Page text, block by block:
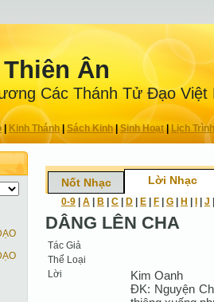
Ân
Các Thánh Tử Ðạo Việt
| Kinh Thánh Sách Kinh|Sinh Hoạt| Lịch Trình
Nốt Nhạc Lời Nhạc
0-9 A B C D E F G H J
DÂNG LÊN CHA
Tác Giả
Thể Loại
Lời
Kim Oanh
ĐK: Nguyện